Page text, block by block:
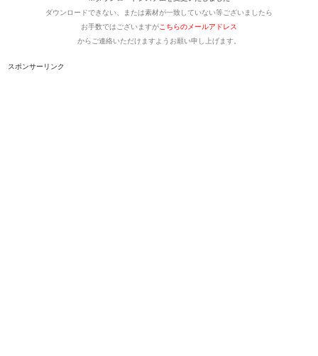
ダウンロードできない、または素材が一致していない等ございましたら
お手数ではございますがこちらのメールアドレス
からご連絡いただけますようお願い申し上げます。
スポンサーリンク